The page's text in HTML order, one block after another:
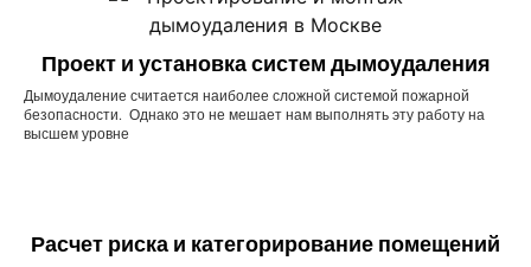
Проект и установка систем дымоудаления
Дымоудаление считается наиболее сложной системой пожарной
безопасности. Однако это не мешает нам выполнять эту работу на
высшем уровне
Расчет риска и категорирование помещений